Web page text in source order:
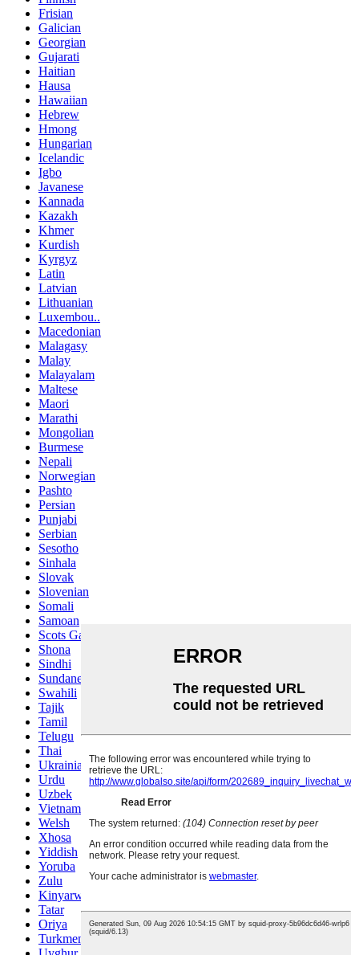
Frisian
Galician
Georgian
Gujarati
Haitian
Hausa
Hawaiian
Hebrew
Hmong
Hungarian
Icelandic
Igbo
Javanese
Kannada
Kazakh
Khmer
Kurdish
Kyrgyz
Latin
Latvian
Lithuanian
Luxembou..
Macedonian
Malagasy
Malay
Malayalam
Maltese
Maori
Marathi
Mongolian
Burmese
Nepali
Norwegian
Pashto
Persian
Punjabi
Serbian
Sesotho
Sinhala
Slovak
Slovenian
Somali
Samoan
Scots Gaelic
Shona
Sindhi
Sundanese
Swahili
Tajik
Tamil
Telugu
Thai
Ukrainian
Urdu
Uzbek
Vietnamese
Welsh
Xhosa
Yiddish
Yoruba
Zulu
Kinyarwanda
Tatar
Oriya
Turkmen